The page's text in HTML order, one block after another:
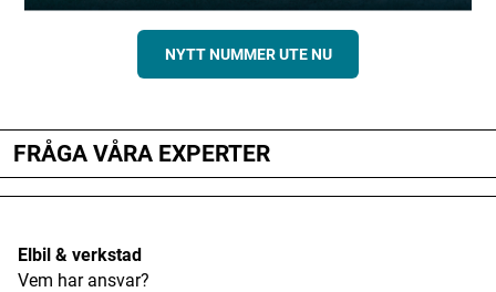
NYTT NUMMER UTE NU
FRÅGA VÅRA EXPERTER
Elbil & verkstad
Vem har ansvar?